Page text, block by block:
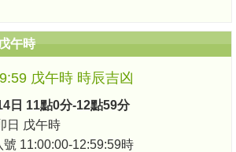
午時
戊午時 時辰吉凶
日 11點0分-12點59分
日 戊午時
11:00:00-12:59:59時